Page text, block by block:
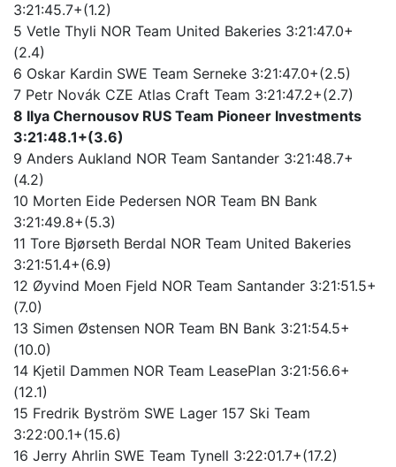
3:21:45.7+(1.2)
5 Vetle Thyli NOR Team United Bakeries 3:21:47.0+
(2.4)
6 Oskar Kardin SWE Team Serneke 3:21:47.0+(2.5)
7 Petr Novák CZE Atlas Craft Team 3:21:47.2+(2.7)
8 Ilya Chernousov RUS Team Pioneer Investments
3:21:48.1+(3.6)
9 Anders Aukland NOR Team Santander 3:21:48.7+
(4.2)
10 Morten Eide Pedersen NOR Team BN Bank
3:21:49.8+(5.3)
11 Tore Bjørseth Berdal NOR Team United Bakeries
3:21:51.4+(6.9)
12 Øyvind Moen Fjeld NOR Team Santander 3:21:51.5+
(7.0)
13 Simen Østensen NOR Team BN Bank 3:21:54.5+
(10.0)
14 Kjetil Dammen NOR Team LeasePlan 3:21:56.6+
(12.1)
15 Fredrik Byström SWE Lager 157 Ski Team
3:22:00.1+(15.6)
16 Jerry Ahrlin SWE Team Tynell 3:22:01.7+(17.2)